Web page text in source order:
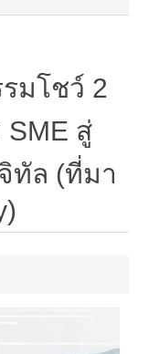
มโชว์ 2
SME สู่
ทัล (ที่มา